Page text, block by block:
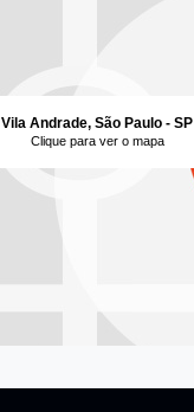
Vila Andrade, São Paulo - SP
Clique para ver o mapa